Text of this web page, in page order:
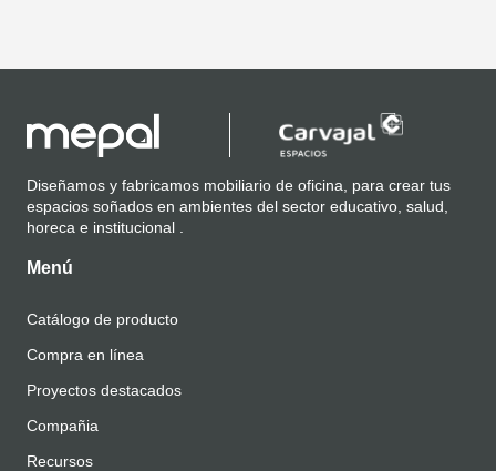
Diseñamos y fabricamos mobiliario de oficina, para crear tus
espacios soñados en ambientes del sector educativo, salud,
horeca e institucional .
Menú
Catálogo de producto
Compra en línea
Proyectos destacados
Compañia
Recursos